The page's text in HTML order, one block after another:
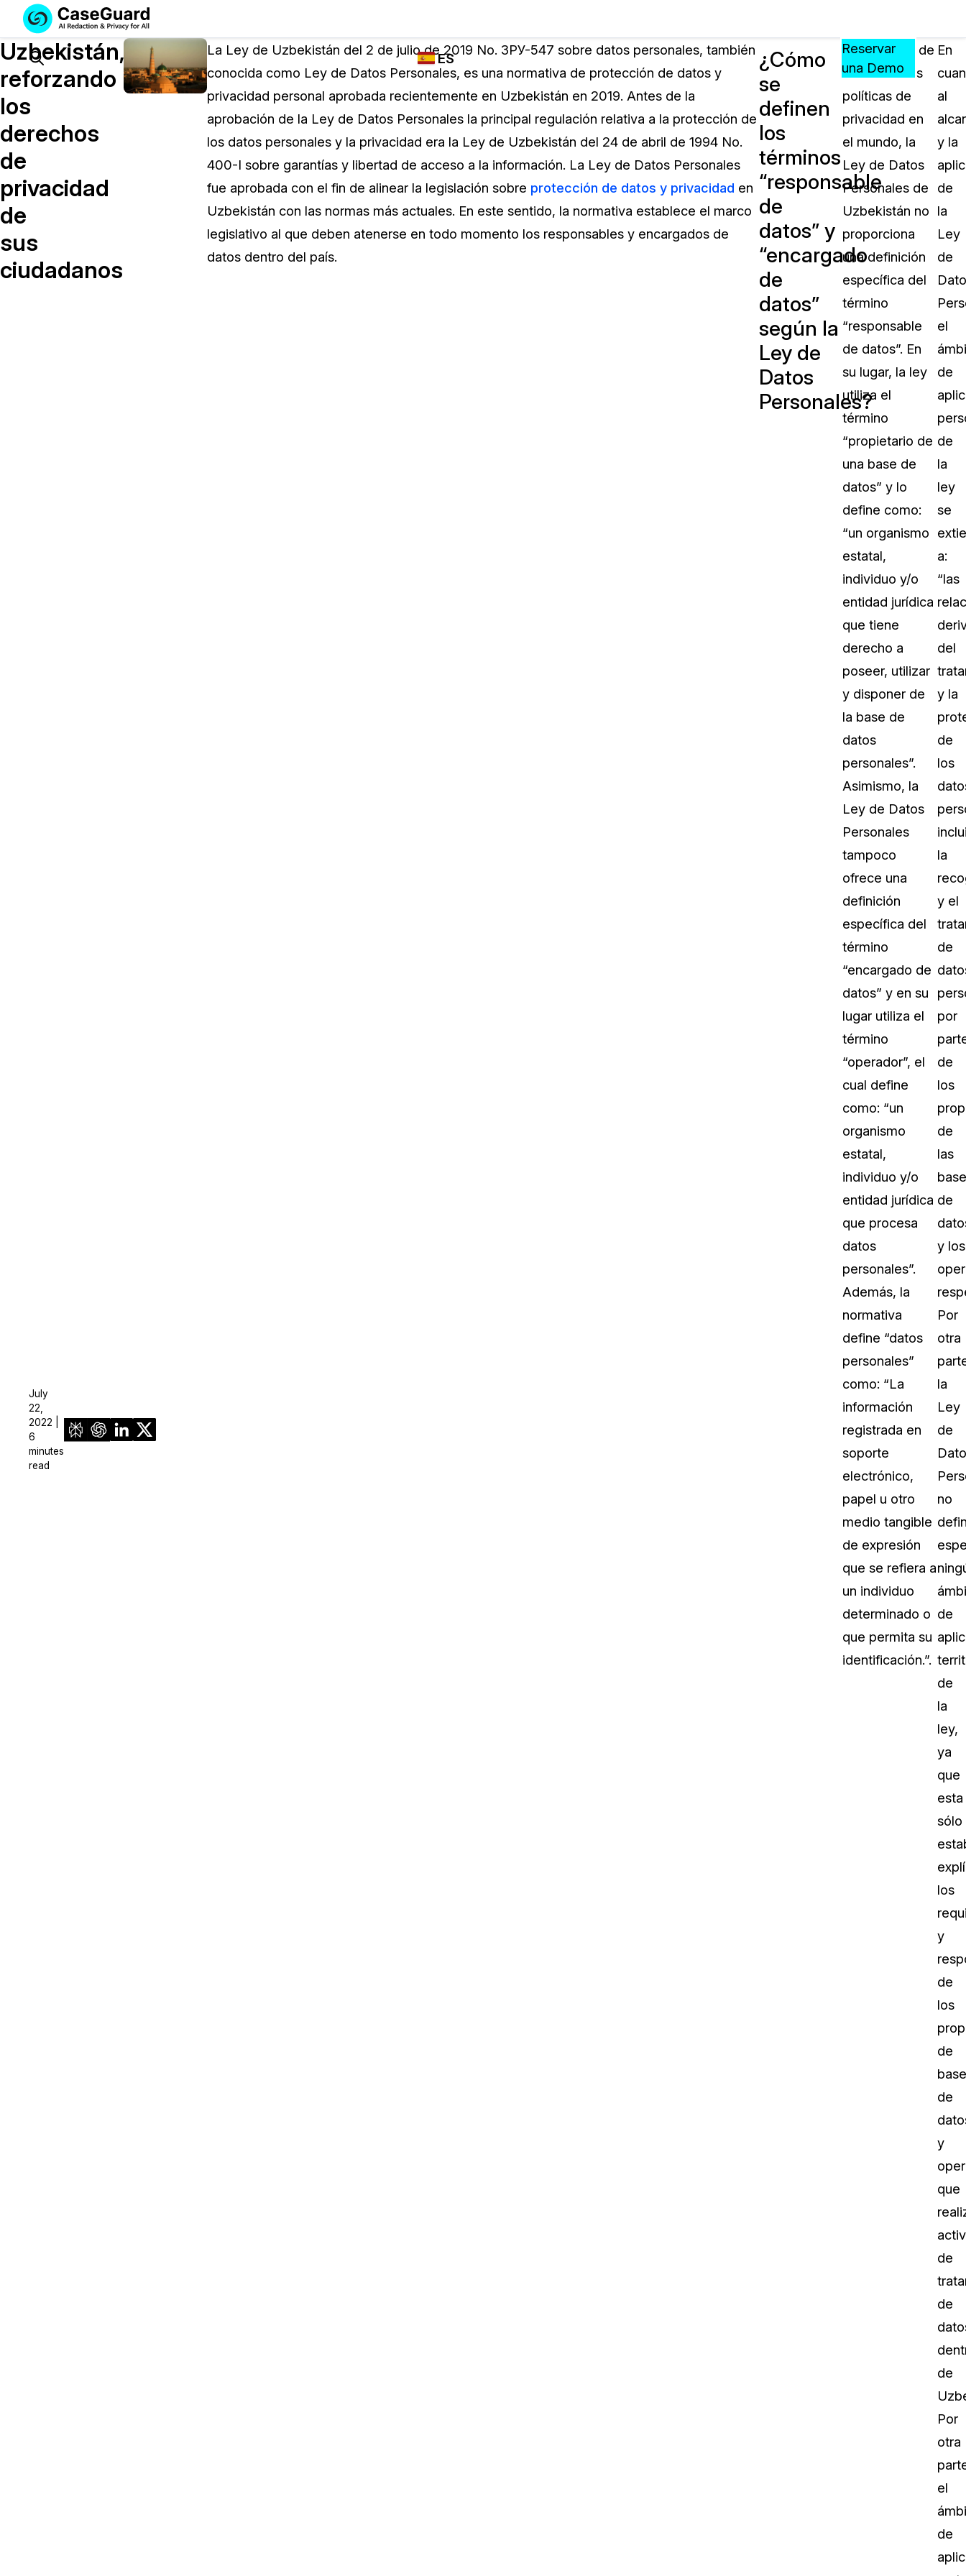
Servicios
SUSCRÍBASE
A
CASEGUARD
STUDIO
Licencia de CaseGuard Studio
Soluciones
FUNCIONES DE
TRANSCRIPCIÓN
Y TRADUCCIÓN
DE CASEGUARD
Redacción de vídeos
de notas y más con un solo clic desde una
cantidad ilimitada de videos
Industrias
¿QUIÉN
CASEGUARD?
Transportación
La Atención Médica
PreciosRecursos
APRENDA,
CONECTE
CREZCA
CON
Preguntas Frecuentes
Explore preguntas frecuentes
CaseGuard
Artículos
Redacte archivos de video con
algoritmo mejorado
Casos Practicos
sus necesidades de redacción
Centro de Ayuda
Obtenga respuestas a sus
CaseGuard
Videoteca
CaseGuard. Práctica nuevas
aprender
Recomendaciones
Historias sobre cómo nuestros
utilizan CaseGuard studio a diario
Más información sobre
Trabaja con nosotros
Únase a nuestro equipo y
construir el futuro de la redacción
Contáctanos
Póngase en contacto con
Eventos
Search
ES
Español
Reservar
una Demo
Uzbekistán,
reforzando
los
derechos
de
privacidad
de
sus
ciudadanos
July
22,
2022 |
6
minutes
read
La Ley de Uzbekistán del 2 de julio de 2019 No. ЗРУ-547 sobre datos personales, también
conocida como Ley de Datos Personales, es una normativa de protección de datos y
privacidad personal aprobada recientemente en Uzbekistán en 2019. Antes de la
aprobación de la Ley de Datos Personales la principal regulación relativa a la protección de
los datos personales y la privacidad era la Ley de Uzbekistán del 24 de abril de 1994 No.
400-I sobre garantías y libertad de acceso a la información. La Ley de Datos Personales
fue aprobada con el fin de alinear la legislación sobre protección de datos y privacidad en
Uzbekistán con las normas más actuales. En este sentido, la normativa establece el marco
legislativo al que deben atenerse en todo momento los responsables y encargados de
datos dentro del país.
¿Cómo
se
definen
los
términos
“responsable
de
datos” y
“encargado
de
datos”
según la
Ley de
Datos
Personales?
A diferencia de
muchas otras
políticas de
privacidad en
el mundo, la
Ley de Datos
Personales de
Uzbekistán no
proporciona
una definición
específica del
término
“responsable
de datos”. En
su lugar, la ley
utiliza el
término
“propietario de
una base de
datos” y lo
define como:
“un organismo
estatal,
individuo y/o
entidad jurídica
que tiene
derecho a
poseer, utilizar
y disponer de
la base de
datos
personales”.
Asimismo, la
Ley de Datos
Personales
tampoco
ofrece una
definición
específica del
término
“encargado de
datos” y en su
lugar utiliza el
término
“operador”, el
cual define
como: “un
organismo
estatal,
individuo y/o
entidad jurídica
que procesa
datos
personales”.
Además, la
normativa
define “datos
personales”
como: “La
información
registrada en
soporte
electrónico,
papel u otro
medio tangible
de expresión
que se refiera a
un individuo
determinado o
que permita su
identificación.”.
En
al
y la
de
la
Ley
de
el
de
de
la
ley
se
a:
“las
del
y la
de
los
la
y el
de
por
de
los
de
las
de
y los
Por
otra
la
Ley
de
no
de
de
la
ley,
ya
que
esta
sólo
los
y
de
los
de
de
y
que
de
de
de
Por
otra
el
de